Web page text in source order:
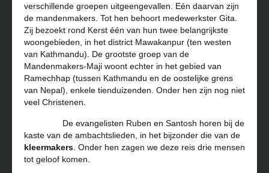
verschillende groepen uitgeengevallen. Eén daarvan zijn
de mandenmakers. Tot hen behoort medewerkster Gita.
Zij bezoekt rond Kerst één van hun twee belangrijkste
woongebieden, in het district Mawakanpur (ten westen
van Kathmandu). De grootste groep van de
Mandenmakers-Maji woont echter in het gebied van
Ramechhap (tussen Kathmandu en de oostelijke grens
van Nepal), enkele tienduizenden. Onder hen zijn nog niet
veel Christenen.
De evangelisten Ruben en Santosh horen bij de
kaste van de ambachtslieden, in het bijzonder die van de
kleermakers . Onder hen zagen we deze reis drie mensen
tot geloof komen.